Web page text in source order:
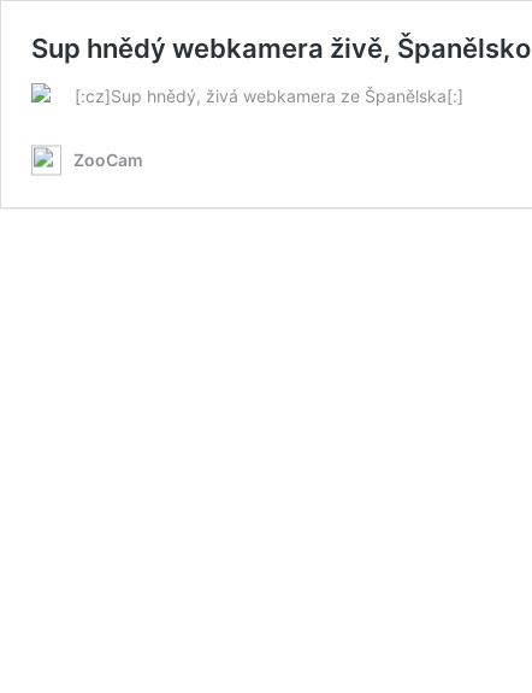
Sup hnědý webkamera živě, Španělsko
[:cz]Sup hnědý, živá webkamera ze Španělska[:]
ZooCam